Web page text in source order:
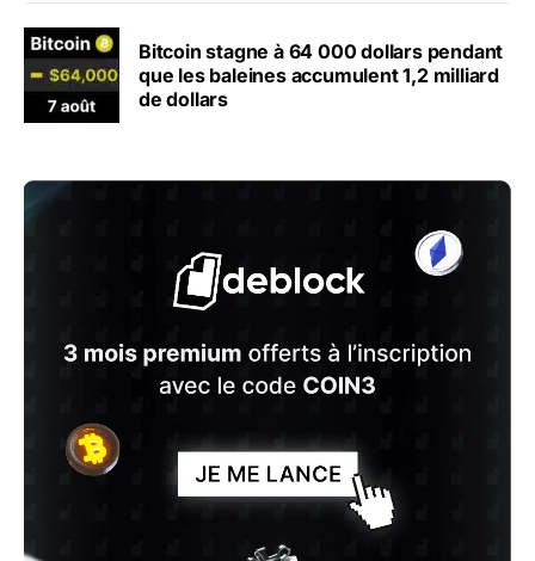
Bitcoin stagne à 64 000 dollars pendant
que les baleines accumulent 1,2 milliard
de dollars